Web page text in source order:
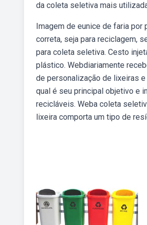
da coleta seletiva mais
Imagem de eunice de faria
correta, seja para reciclagem,
para coleta seletiva. Cesto
plástico. Webdiariamente
de personalização de lixeiras
qual é seu principal objetivo e
recicláveis. Weba coleta
lixeira comporta um tipo de